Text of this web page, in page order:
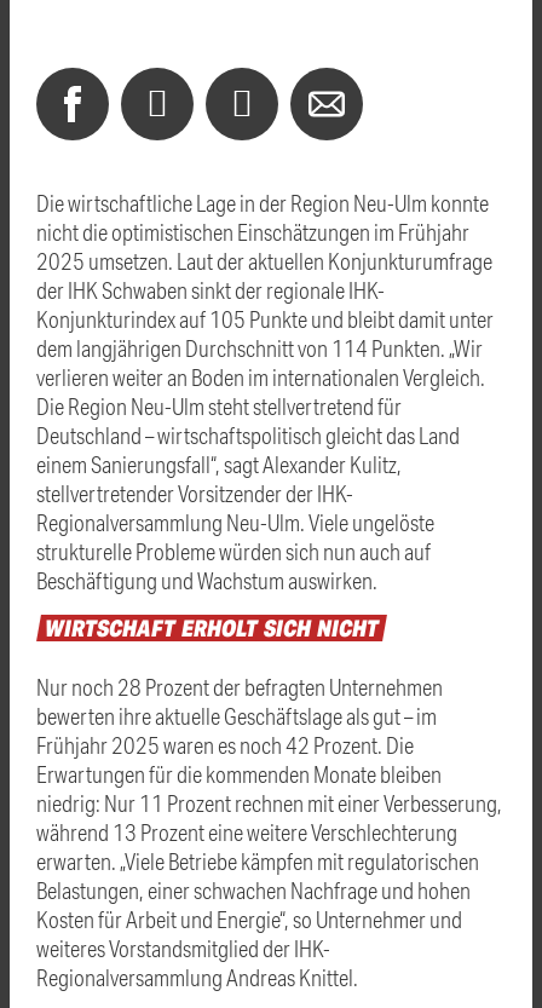
Die wirtschaftliche Lage in der Region Neu-Ulm konnte
nicht die optimistischen Einschätzungen im Frühjahr
2025 umsetzen. Laut der aktuellen Konjunkturumfrage
der IHK Schwaben sinkt der regionale IHK-
Konjunkturindex auf 105 Punkte und bleibt damit unter
dem langjährigen Durchschnitt von 114 Punkten. „Wir
verlieren weiter an Boden im internationalen Vergleich.
Die Region Neu-Ulm steht stellvertretend für
Deutschland – wirtschaftspolitisch gleicht das Land
einem Sanierungsfall“, sagt Alexander Kulitz,
stellvertretender Vorsitzender der IHK-
Regionalversammlung Neu-Ulm. Viele ungelöste
strukturelle Probleme würden sich nun auch auf
Beschäftigung und Wachstum auswirken.
WIRTSCHAFTERHOLTSICHNICHT
Nur noch 28 Prozent der befragten Unternehmen
bewerten ihre aktuelle Geschäftslage als gut – im
Frühjahr 2025 waren es noch 42 Prozent. Die
Erwartungen für die kommenden Monate bleiben
niedrig: Nur 11 Prozent rechnen mit einer Verbesserung,
während 13 Prozent eine weitere Verschlechterung
erwarten. „Viele Betriebe kämpfen mit regulatorischen
Belastungen, einer schwachen Nachfrage und hohen
Kosten für Arbeit und Energie“, so Unternehmer und
weiteres Vorstandsmitglied der IHK-
Regionalversammlung Andreas Knittel.